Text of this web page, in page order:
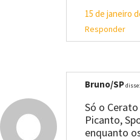
15 de janeiro
Responder
Bruno/SPdisse:
Só o
Picanto,
enquanto